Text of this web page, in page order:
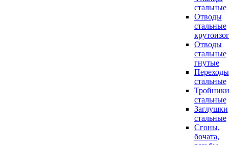
стальные
Отводы
стальные
Отводы
стальные
гнутые
Переходы
стальные
Тройники
стальные
Заглушки
стальные
Сгоны,
бочата,